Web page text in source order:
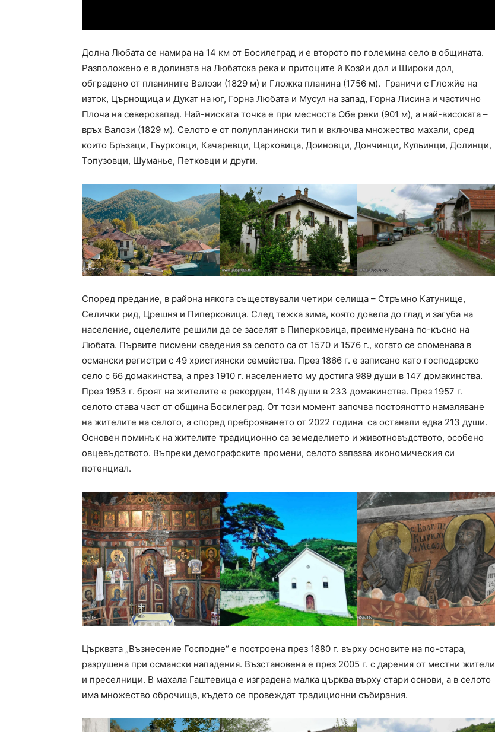
Долна Любата се намира на 14 км от Босилеград и е второто по големина село в общината.
Разположено е в долината на Любатска река и притоците й Козйи дол и Широки дол,
обградено от планините Валози (1829 м) и Гложка планина (1756 м). Граничи с Гложйе на
изток, Църнощица и Дукат на юг, Горна Любата и Мусул на запад, Горна Лисина и частично
Плоча на северозапад. Най-ниската точка е при месноста Обе реки (901 м), а най-високата –
връх Валози (1829 м). Селото е от полупланински тип и включва множество махали, сред
които Бръзаци, Гьурковци, Качаревци, Царковица, Доиновци, Дончинци, Кульинци, Долинци,
Топузовци, Шуманье, Петковци и други.
Според предание, в района някога съществували четири селища – Стръмно Катунище,
Селички рид, Црешня и Пиперковица. След тежка зима, която довела до глад и загуба на
население, оцелелите решили да се заселят в Пиперковица, преименувана по-късно на
Любата. Първите писмени сведения за селото са от 1570 и 1576 г., когато се споменава в
османски регистри с 49 християнски семейства. През 1866 г. е записано като господарско
село с 66 домакинства, а през 1910 г. населението му достига 989 души в 147 домакинства.
През 1953 г. броят на жителите е рекорден, 1148 души в 233 домакинства. През 1957 г.
селото става част от община Босилеград. От този момент започва постоянотто намаляване
на жителите на селото, а според преброяването от 2022 година са останали едва 213 души.
Основен поминък на жителите традиционно са земеделието и животновъдството, особено
овцевъдството. Въпреки демографските промени, селото запазва икономическия си
потенциал.
Църквата „Възнесение Господне“ е построена през 1880 г. върху основите на по-стара,
разрушена при османски нападения. Възстановена е през 2005 г. с дарения от местни жители
и преселници. В махала Гаштевица е изградена малка църква върху стари основи, а в селото
има множество оброчища, където се провеждат традиционни събирания.